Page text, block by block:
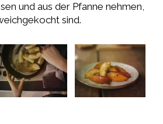
und aus der Pfanne nehmen,
sind.